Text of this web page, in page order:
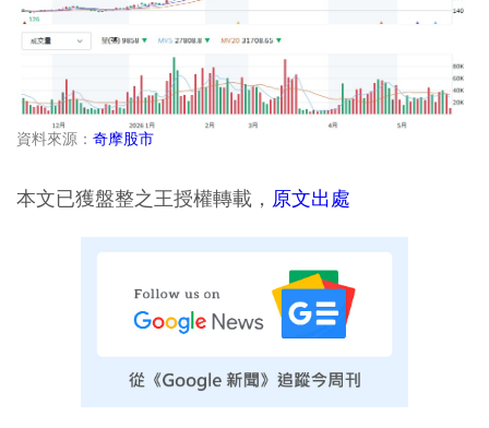
資料來源： 奇摩股市
本文已獲盤整之王授權轉載， 原文出處